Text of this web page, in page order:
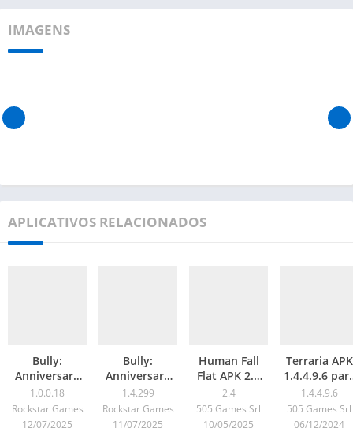
IMAGENS
APLICATIVOS RELACIONADOS
Bully:
Anniversary
Edition APK
(Legendado
PT-BR) 2025
1.0.0.18
Rockstar Games
12/07/2025
Bully:
Anniversary
Edition APK
1.4.299 para
Android
1.4.299
Rockstar Games
11/07/2025
Human Fall
Flat APK 2.4
para Android
2.4
505 Games Srl
10/05/2025
Terraria APK
1.4.4.9.6
Android
1.4.4.9.6
505 Games Srl
06/12/2024